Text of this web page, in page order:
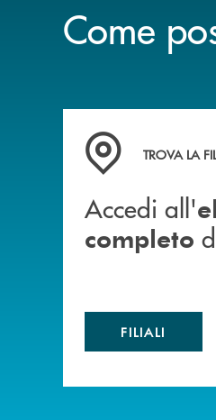
Come
Accedi all' elenco
TROVA LA
Accedi all'
completo
FILIALI